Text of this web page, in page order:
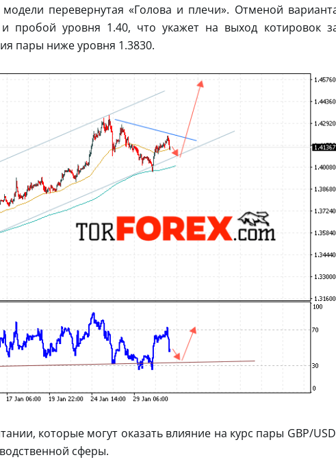
перевернутая «Голова и плечи». Отменой
пробой уровня 1.40, что укажет на выход котировок
пары ниже уровня 1.3830.
которые могут оказать влияние на курс пары GBP/
сферы.